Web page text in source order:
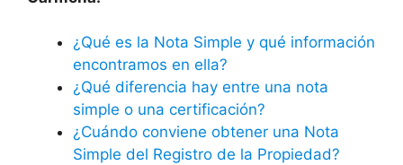
¿Qué es la Nota Simple y qué información
encontramos en ella?
¿Qué diferencia hay entre una nota
simple o una certificación?
¿Cuándo conviene obtener una Nota
Simple del Registro de la Propiedad?